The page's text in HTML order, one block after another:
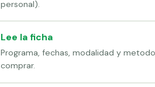
personal).
Lee la ficha
Programa, fechas, modalidad y
comprar.